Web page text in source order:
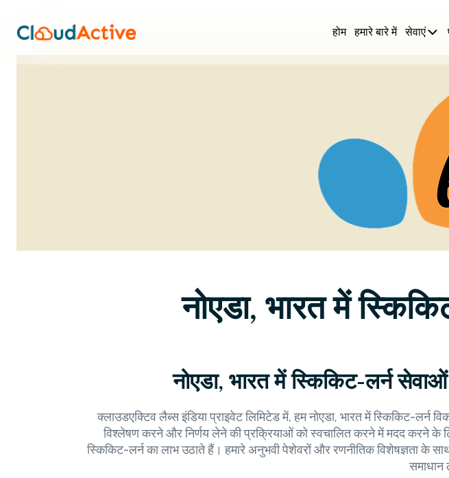
होम हमारे बारे में सेवाएं
नोएडा, भारत में
नोएडा, भारत में स्किकिट-लर्न
क्लाउडएक्टिव लैब्स इंडिया प्राइवेट लिमिटेड में, हम नोएडा, भारत में स्किकिट-लर्न
विश्लेषण करने और निर्णय लेने की प्रक्रियाओं को स्वचालित करने में मदद करने के
स्किकिट-लर्न का लाभ उठाते हैं। हमारे अनुभवी पेशेवरों और रणनीतिक
समाधान